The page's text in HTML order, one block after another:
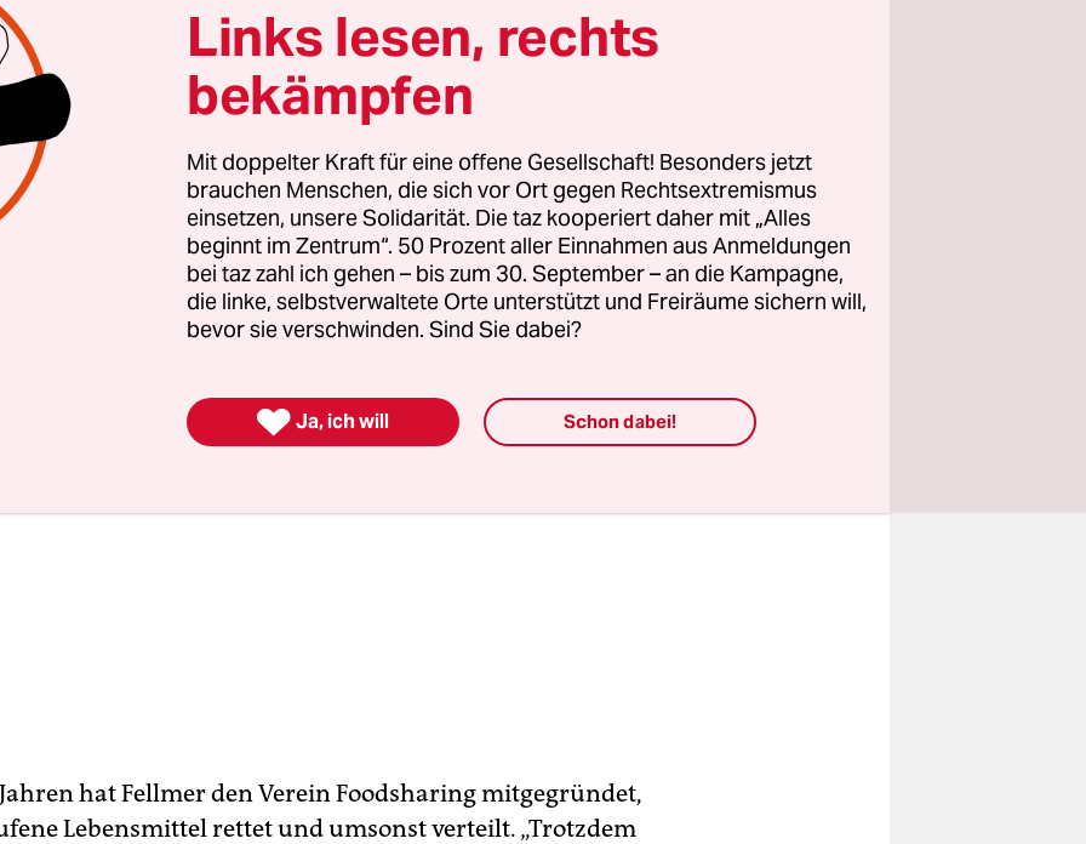
die Berliner Raphael Fellmer und Martin Schott verhindern
einen Laden eröffnen, der nur abgelaufenes Essen
haben Sie in Berlin mit drei „Sirplus“-Märkten.
hat nicht nur Erfolg, weil es den Nachhaltigkeitsgedanken
„Wir bieten die Sachen durchschnittlich 40 Prozent
sagt der Aktivist Fellmer. Dadurch kämen Leute aus
und nicht nur die, die sonst auch im
Umweltschutz achteten.
hat Fellmer den Verein Foodsharing mitgegründet,
Lebensmittel rettet und umsonst verteilt. „Trotzdem
Links lesen, rechts
bekämpfen
Mit doppelter Kraft für eine offene Gesellschaft! Besonders jetzt
brauchen Menschen, die sich vor Ort gegen Rechtsextremismus
einsetzen, unsere Solidarität. Die taz kooperiert daher mit „Alles
beginnt im Zentrum“. 50 Prozent aller Einnahmen aus Anmeldungen
bei taz zahl ich gehen – bis zum 30. September – an die Kampagne,
die linke, selbstverwaltete Orte unterstützt und Freiräume sichern will,
bevor sie verschwinden. Sind Sie dabei?
 Ja, ich will Schon dabei!